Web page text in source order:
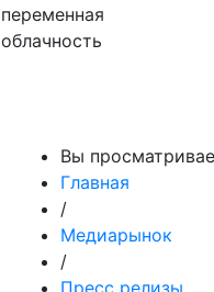
переменная
облачность
Вы
Главная
/
Медиарынок
/
Пресс релизы